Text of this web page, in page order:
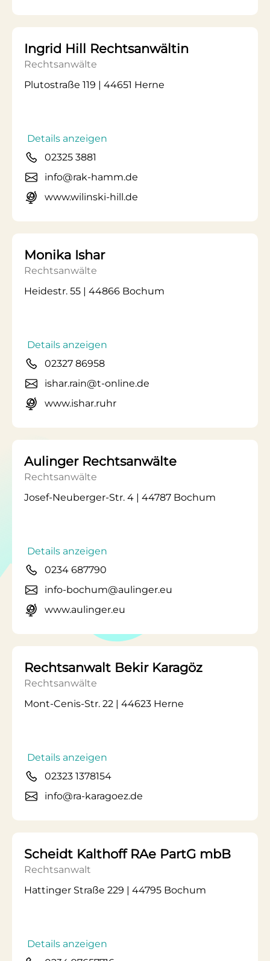
Ingrid Hill Rechtsanwältin
Rechtsanwälte
Plutostraße 119 | 44651 Herne
Details anzeigen
02325 3881
info@rak-hamm.de
www.wilinski-hill.de
Monika Ishar
Rechtsanwälte
Heidestr. 55 | 44866 Bochum
Details anzeigen
02327 86958
ishar.rain@t-online.de
www.ishar.ruhr
Aulinger Rechtsanwälte
Rechtsanwälte
Josef-Neuberger-Str. 4 | 44787 Bochum
Details anzeigen
0234 687790
info-bochum@aulinger.eu
www.aulinger.eu
Rechtsanwalt Bekir Karagöz
Rechtsanwälte
Mont-Cenis-Str. 22 | 44623 Herne
Details anzeigen
02323 1378154
info@ra-karagoez.de
Scheidt Kalthoff RAe PartG mbB
Rechtsanwalt
Hattinger Straße 229 | 44795 Bochum
Details anzeigen